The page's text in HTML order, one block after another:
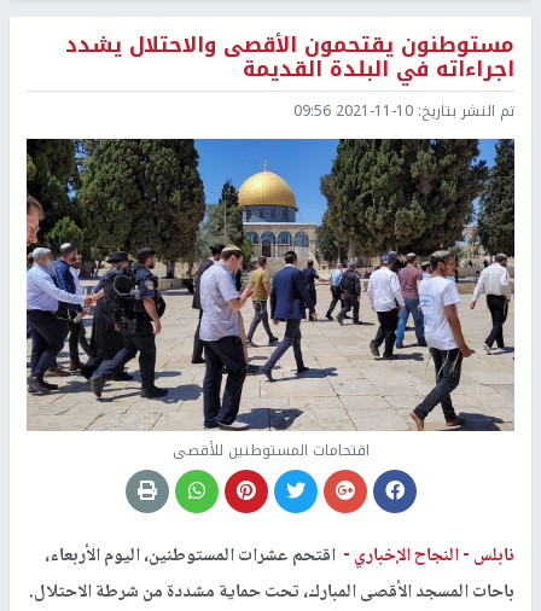
مستوطنون يقتحمون الأقصى والاحتلال يشدد
اجراءاته في البلدة القديمة
تم النشر بتاريخ: 2021-11-10 09:56
اقتحامات المستوطنين للأقصى
نابلس -النجاح الإخباري - اقتحم عشرات المستوطنين، اليوم الأربعاء،
باحات المسجد الأقصى المبارك، تحت حماية مشددة من شرطة الاحتلال.